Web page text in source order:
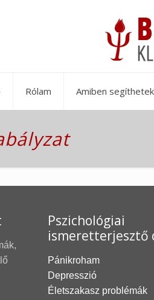
Rólam Amiben segíthetek
Pszichológiai
ismeretterjesztő
Pánikroham
Depresszió
Életszakasz problémák